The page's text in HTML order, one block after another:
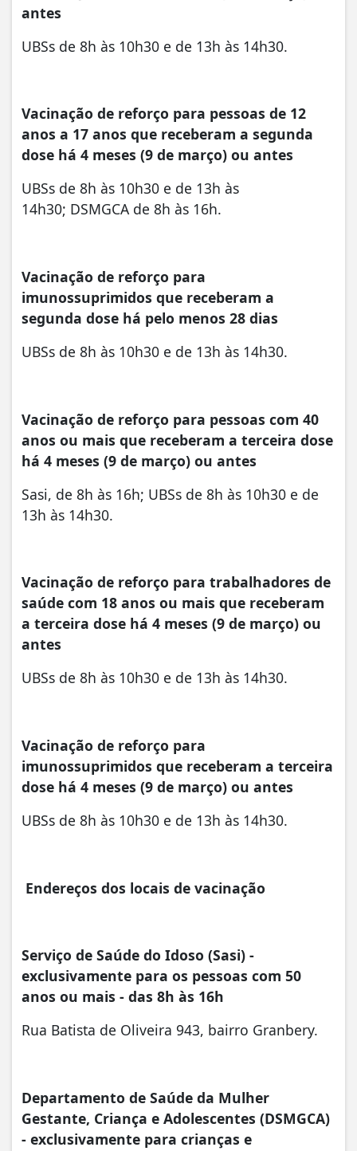
antes
UBSs de 8h às 10h30 e de 13h às 14h30.
Vacinação de reforço para pessoas de 12
anos a 17 anos que receberam a segunda
dose há 4 meses (9 de março) ou antes
UBSs de 8h às 10h30 e de 13h às
14h30; DSMGCA de 8h às 16h.
Vacinação de reforço para
imunossuprimidos que receberam a
segunda dose há pelo menos 28 dias
UBSs de 8h às 10h30 e de 13h às 14h30.
Vacinação de reforço para pessoas com 40
anos ou mais que receberam a terceira dose
há 4 meses (9 de março) ou antes
Sasi, de 8h às 16h; UBSs de 8h às 10h30 e de
13h às 14h30.
Vacinação de reforço para trabalhadores de
saúde com 18 anos ou mais que receberam
a terceira dose há 4 meses (9 de março) ou
antes
UBSs de 8h às 10h30 e de 13h às 14h30.
Vacinação de reforço para
imunossuprimidos que receberam a terceira
dose há 4 meses (9 de março) ou antes
UBSs de 8h às 10h30 e de 13h às 14h30.
Endereços dos locais de vacinação
Serviço de Saúde do Idoso (Sasi) -
exclusivamente para os pessoas com 50
anos ou mais - das 8h às 16h
Rua Batista de Oliveira 943, bairro Granbery.
Departamento de Saúde da Mulher
Gestante, Criança e Adolescentes (DSMGCA)
- exclusivamente para crianças e